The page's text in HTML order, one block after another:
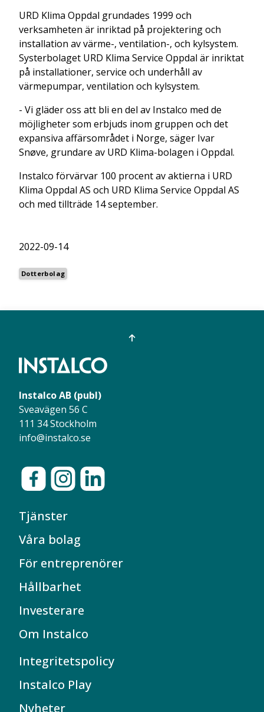
URD Klima Oppdal grundades 1999 och
verksamheten är inriktad på projektering och
installation av värme-, ventilation-, och kylsystem.
Systerbolaget URD Klima Service Oppdal är inriktat
på installationer, service och underhåll av
värmepumpar, ventilation och kylsystem.
- Vi gläder oss att bli en del av Instalco med de
möjligheter som erbjuds inom gruppen och det
expansiva affärsområdet i Norge, säger Ivar
Snøve, grundare av URD Klima-bolagen i Oppdal.
Instalco förvärvar 100 procent av aktierna i URD
Klima Oppdal AS och URD Klima Service Oppdal AS
och med tillträde 14 september.
2022-09-14
Dotterbolag
Instalco AB (publ)
Sveavägen 56 C
111 34 Stockholm
info@instalco.se
Tjänster
Våra bolag
För entreprenörer
Hållbarhet
Investerare
Om Instalco
Integritetspolicy
Instalco Play
Nyheter